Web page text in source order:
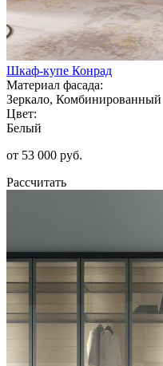
Шкаф-купе Конрад
Материал фасада:
Зеркало, Комбинированный
Цвет:
Белый
от 53 000 руб.
Рассчитать